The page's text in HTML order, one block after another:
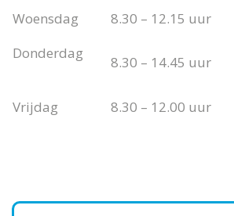
Woensdag
8.30 – 12.15 uur
Donderdag
8.30 – 14.45 uur
Vrijdag 8.30 – 12.00 uur